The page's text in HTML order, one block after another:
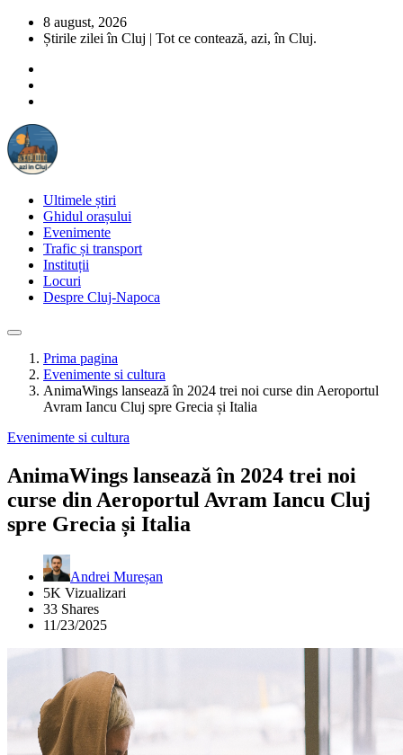
8 august, 2026
Știrile zilei în Cluj | Tot ce contează, azi, în Cluj.
Ultimele știri
Ghidul orașului
Evenimente
Trafic și transport
Instituții
Locuri
Despre Cluj-Napoca
Prima pagina
Evenimente si cultura
AnimaWings lansează în 2024 trei noi curse din Aeroportul
Avram Iancu Cluj spre Grecia și Italia
Evenimente si cultura
AnimaWings lansează în 2024 trei noi
curse din Aeroportul Avram Iancu Cluj
spre Grecia și Italia
Andrei Mureșan
5K Vizualizari
33 Shares
11/23/2025